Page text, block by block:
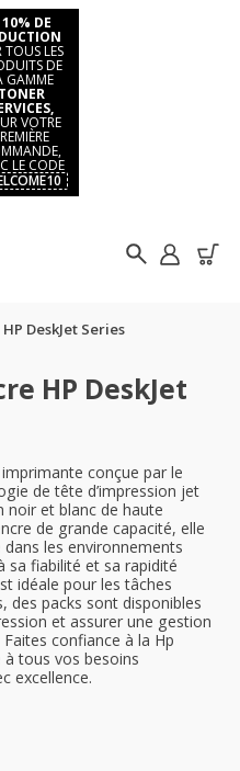
10% DE
TOUS LES
DE
GAMME
TONER
VOTRE
LE CODE
HP DeskJet Series
HP DeskJet
conçue par le
de tête d’impression jet
noir et blanc de haute
de grande capacité, elle
les environnements
sa fiabilité et sa rapidité
idéale pour les tâches
des packs sont disponibles
et assurer une gestion
confiance à la Hp
à tous vos besoins
excellence.